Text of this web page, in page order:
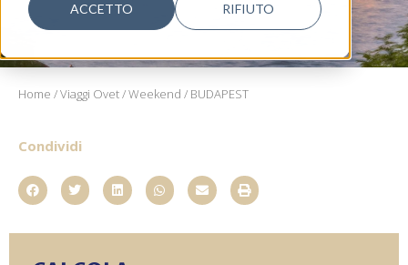
ACCETTO RIFIUTO
Home /Viaggi Ovet/Weekend / BUDAPEST
Condividi